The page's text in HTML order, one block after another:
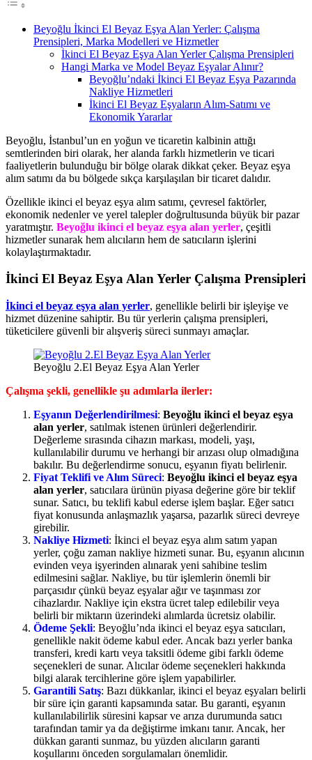
Beyoğlu İkinci El Beyaz Eşya Alan Yerler: Çalışma
Prensipleri, Marka Modelleri ve Hizmetler
İkinci El Beyaz Eşya Alan Yerler Çalışma Prensipleri
Hangi Marka ve Model Beyaz Eşyalar Alınır?
Beyoğlu’ndaki İkinci El Beyaz Eşya Pazarında
Nakliye Hizmetleri
İkinci El Beyaz Eşyaların Alım-Satımı ve
Ekonomik Yararlar
Beyoğlu, İstanbul’un en yoğun ve ticaretin kalbinin attığı
semtlerinden biri olarak, her alanda farklı hizmetlerin ve ticari
faaliyetlerin bulunduğu bir bölge olarak dikkat çeker. Beyaz eşya
alım satımı da bu bölgede sıkça karşılaşılan bir ticaret dalıdır.
Özellikle ikinci el beyaz eşya alım satımı, çevresel faktörler,
ekonomik nedenler ve yerel talepler doğrultusunda büyük bir pazar
yaratmıştır. Beyoğlu ikinci el beyaz eşya alan yerler, çeşitli
hizmetler sunarak hem alıcıların hem de satıcıların işlerini
kolaylaştırmaktadır.
İkinci El Beyaz Eşya Alan Yerler Çalışma Prensipleri
İkinci el beyaz eşya alan yerler, genellikle belirli bir işleyişe ve
hizmet düzenine sahiptir. Bu tür yerlerin çalışma prensipleri,
tüketicilere güvenli bir alışveriş süreci sunmayı amaçlar.
Beyoğlu 2.El Beyaz Eşya Alan Yerler
Çalışma şekli, genellikle şu adımlarla ilerler:
Eşyanın Değerlendirilmesi: Beyoğlu ikinci el beyaz eşya
alan yerler, satılmak istenen ürünleri değerlendirir.
Değerleme sırasında cihazın markası, modeli, yaşı,
kullanılabilir durumu ve herhangi bir arızası olup olmadığına
bakılır. Bu değerlendirme sonucu, eşyanın fiyatı belirlenir.
Fiyat Teklifi ve Alım Süreci: Beyoğlu ikinci el beyaz eşya
alan yerler, satıcılara ürünün piyasa değerine göre bir teklif
sunar. Satıcı, bu teklifi kabul ederse işlem başlar. Eğer satıcı
fiyat konusunda anlaşmazlık yaşarsa, pazarlık süreci devreye
girebilir.
Nakliye Hizmeti: İkinci el beyaz eşya alım satım yapan
yerler, çoğu zaman nakliye hizmeti sunar. Bu, eşyanın alıcının
evinden veya işyerinden alınarak yeni sahibine teslim
edilmesini sağlar. Nakliye, bu tür işlemlerin önemli bir
parçasıdır çünkü beyaz eşyalar ağır ve taşınması zor
cihazlardır. Nakliye için ekstra ücret talep edilebilir veya
belirli bir miktarın üzerindeki alımlarda ücretsiz olabilir.
Ödeme Şekli: Beyoğlu’nda ikinci el beyaz eşya satıcıları,
genellikle nakit ödeme kabul eder. Ancak bazı yerler banka
transferi, kredi kartı veya taksitli ödeme gibi farklı ödeme
seçenekleri de sunar. Alıcılar ödeme seçenekleri hakkında
bilgi alarak tercihlerine göre işlem yapabilirler.
Garantili Satış: Bazı dükkanlar, ikinci el beyaz eşyaları belirli
bir süre için garanti kapsamında satar. Bu garanti, eşyanın
kullanılabilirlik süresini kapsar ve arıza durumunda satıcı
tarafından tamir ya da değiştirme imkanı tanır. Ancak, her
dükkan garanti sunmaz, bu yüzden alıcıların garanti
koşullarını önceden sorgulamaları önemlidir.